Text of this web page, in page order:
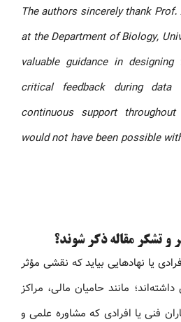
The authors sincerely thank
at the Department of Biology,
valuable guidance in designing
critical feedback during data
continuous support
would not have been possible
و تشکر مقاله ذکر شوند؟
یا نهادهایی بیاید که نقشی مؤثر
مانند حامیان مالی، مراکز
فنی یا افرادی که مشاوره علمی و